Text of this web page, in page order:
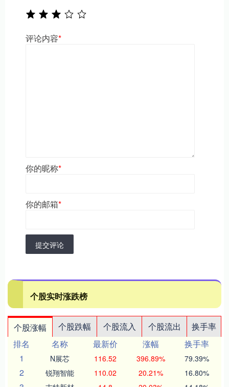
评论内容*
你的昵称*
你的邮箱*
提交评论
个股实时涨跌榜
个股涨幅 个股跌幅 个股流入 个股流出
换手率
排名
名称 最新价 涨幅
换手率
1
N展芯 116.52 396.89% 79.39%
2 锐翔智能 110.02 20.21% 16.80%